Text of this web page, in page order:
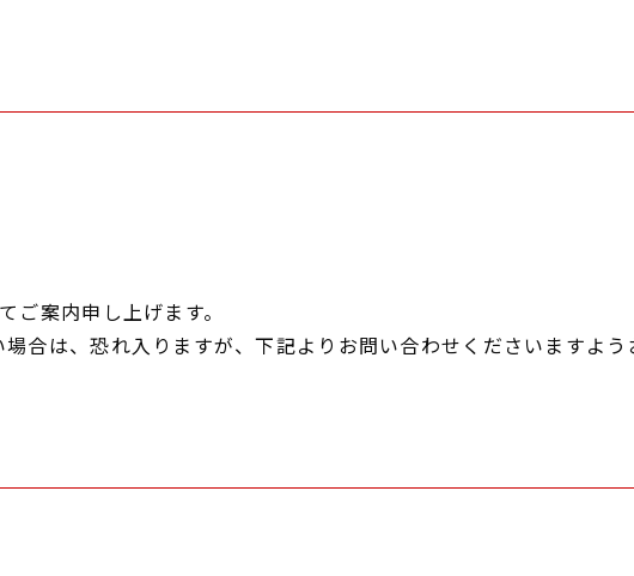
ご案内申し上げます。
合は、恐れ入りますが、下記よりお問い合わせくださいますよ